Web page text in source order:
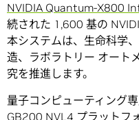
NVIDIA Quantum-X800
続された 1,600 基の
本システムは、生命科学
造、ラボラトリー オート
究を推進します。
量子コンピューティング
GB200 NVL4 プラットフ